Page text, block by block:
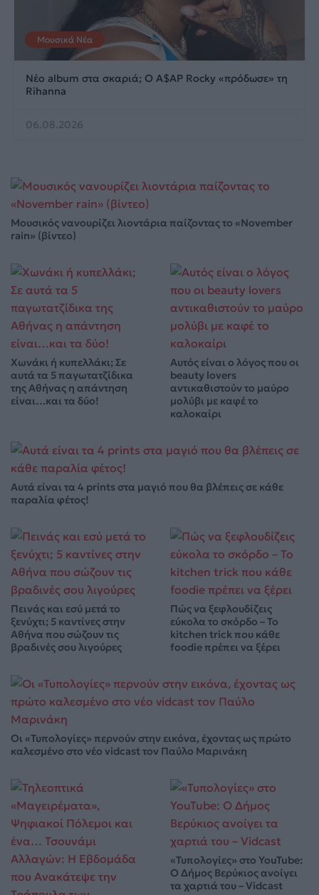
Μουσικά Νέα
Νέο album στα σκαριά; Ο A$AP Rocky «πρόδωσε» τη
Rihanna
06.08.2026
Μουσικός νανουρίζει λιοντάρια παίζοντας το «November
rain» (βίντεο)
Χωνάκι ή κυπελλάκι; Σε
αυτά τα 5 παγωτατζίδικα
της Αθήνας η απάντηση
είναι…και τα δύο!
Αυτός είναι ο λόγος που οι
beauty lovers
αντικαθιστούν το μαύρο
μολύβι με καφέ το
καλοκαίρι
Αυτά είναι τα 4 prints στα μαγιό που θα βλέπεις σε κάθε
παραλία φέτος!
Πεινάς και εσύ μετά το
ξενύχτι; 5 καντίνες στην
Αθήνα που σώζουν τις
βραδινές σου λιγούρες
Πώς να ξεφλουδίζεις
εύκολα το σκόρδο – Το
kitchen trick που κάθε
foodie πρέπει να ξέρει
Οι «Τυπολογίες» περνούν στην εικόνα, έχοντας ως πρώτο
καλεσμένο στο νέο vidcast τον Παύλο Μαρινάκη
«Τυπολογίες» στο YouTube:
Ο Δήμος Βερύκιος ανοίγει
τα χαρτιά του – Vidcast